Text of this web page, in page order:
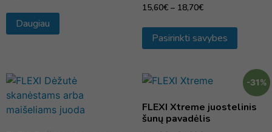
Daugiau
15,60€ – 18,70€
Pasirinkti savybes
-31%
FLEXI Xtreme juostelinis
šunų pavadėlis